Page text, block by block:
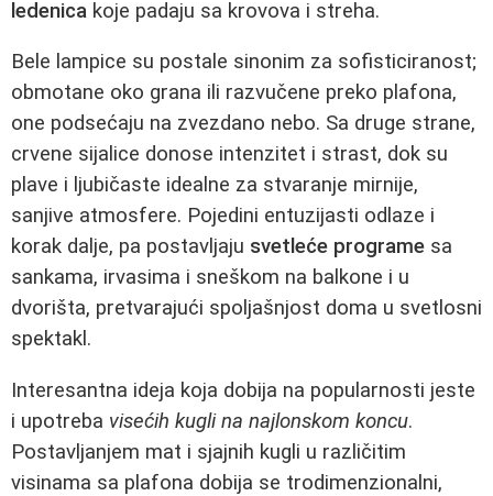
ledenica koje padaju sa krovova i streha.
Bele lampice su postale sinonim za sofisticiranost;
obmotane oko grana ili razvučene preko plafona,
one podsećaju na zvezdano nebo. Sa druge strane,
crvene sijalice donose intenzitet i strast, dok su
plave i ljubičaste idealne za stvaranje mirnije,
sanjive atmosfere. Pojedini entuzijasti odlaze i
korak dalje, pa postavljaju svetleće programe sa
sankama, irvasima i sneškom na balkone i u
dvorišta, pretvarajući spoljašnjost doma u svetlosni
spektakl.
Interesantna ideja koja dobija na popularnosti jeste
i upotreba visećih kugli na najlonskom koncu.
Postavljanjem mat i sjajnih kugli u različitim
visinama sa plafona dobija se trodimenzionalni,